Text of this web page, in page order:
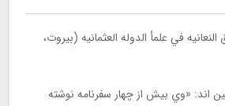
النعانيه في علمأ الدوله العثمانيه (بيروت،
اند: «وي بيش از چهار سفرنامه نوشته